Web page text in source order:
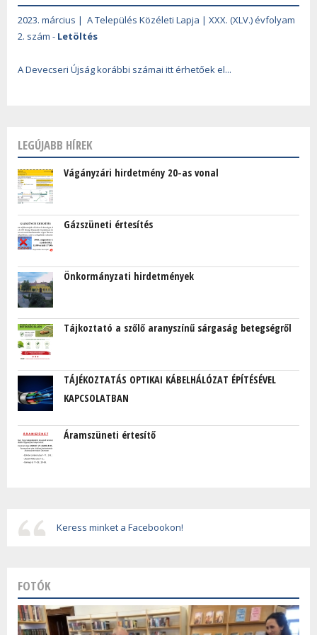
2023. március | A Település Közéleti Lapja | XXX. (XLV.) évfolyam
2. szám - Letöltés
A Devecseri Újság korábbi számai itt érhetőek el...
LEGÚJABB HÍREK
Vágányzári hirdetmény 20-as vonal
Gázszüneti értesítés
Önkormányzati hirdetmények
Tájkoztató a szőlő aranyszínű sárgaság betegségről
TÁJÉKOZTATÁS OPTIKAI KÁBELHÁLÓZAT ÉPÍTÉSÉVEL
KAPCSOLATBAN
Áramszüneti értesítő
Keress minket a Facebookon!
FOTÓK